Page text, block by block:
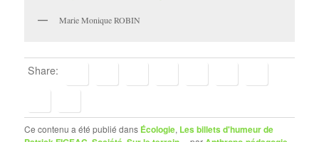
Marie Monique ROBIN
Share:
Ce contenu a été publié dans Écologie, Les billets d'humeur de